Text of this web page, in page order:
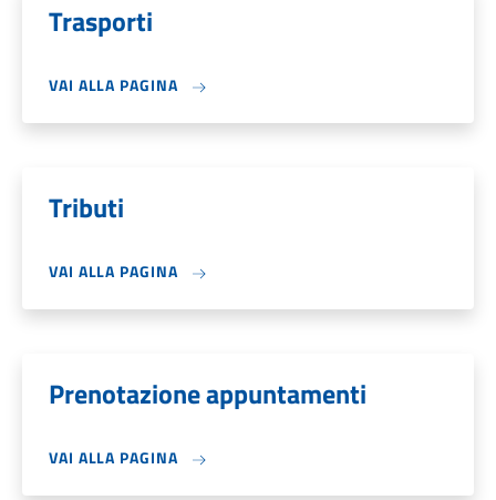
Trasporti
VAI ALLA PAGINA
Tributi
VAI ALLA PAGINA
Prenotazione appuntamenti
VAI ALLA PAGINA